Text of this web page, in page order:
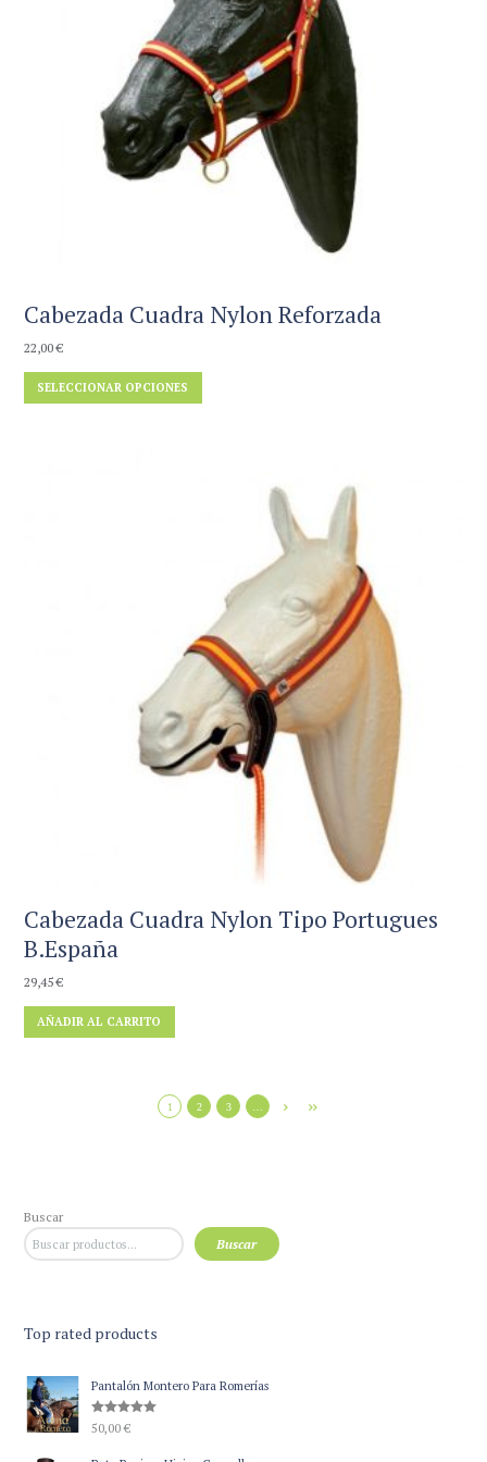
Cabezada Cuadra Nylon Reforzada
22,00€
SELECCIONAR OPCIONES
producto
elegir
la
página
producto
Cabezada Cuadra Nylon Tipo Portugues
B.España
29,45€
AÑADIR AL CARRITO
1 2 3
Buscar
Buscar
Top rated products
Pantalón Montero Para Romerías
Valorado
con5.00
50,00€